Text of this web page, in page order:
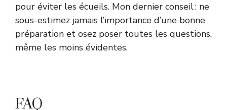
pour éviter les écueils. Mon dernier conseil : ne
sous-estimez jamais l’importance d’une bonne
préparation et osez poser toutes les questions,
même les moins évidentes.
FAQ